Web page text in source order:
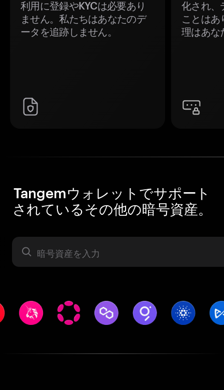
利用に登録やKYCは必要あり
ません。私たちはあなたのデ
ータを追跡しません。
化され、
ことはあ
理はあな
Tangemウォレットでサポート
されているその他の暗号資産。
暗号資産